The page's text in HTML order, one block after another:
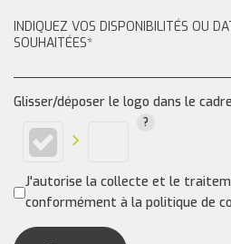
Glisser/déposer le logo dans le
J'autorise la collecte et le
conformément à la politique de